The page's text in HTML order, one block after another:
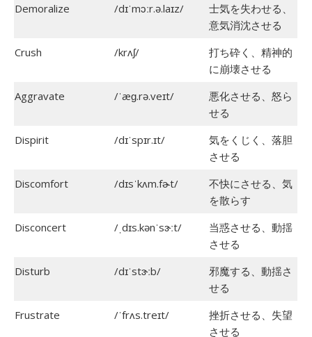
Demoralize
/dɪˈmɔːr.ə.laɪz/
士気を失わせる、
意気消沈させる
Crush
/krʌʃ/
打ち砕く、精神的
に崩壊させる
Aggravate
/ˈæɡ.rə.veɪt/
悪化させる、怒ら
せる
Dispirit
/dɪˈspɪr.ɪt/
気をくじく、落胆
させる
Discomfort
/dɪsˈkʌm.fɚt/
不快にさせる、気
を散らす
Disconcert
/ˌdɪs.kənˈsɝːt/
当惑させる、動揺
させる
Disturb
/dɪˈstɝːb/
邪魔する、動揺さ
せる
Frustrate
/ˈfrʌs.treɪt/
挫折させる、失望
させる